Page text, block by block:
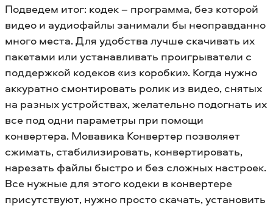
Подведем итог: кодек – программа, без которой
видео и аудиофайлы занимали бы неоправданно
много места. Для удобства лучше скачивать их
пакетами или устанавливать проигрыватели с
поддержкой кодеков «из коробки». Когда нужно
аккуратно смонтировать ролик из видео, снятых
на разных устройствах, желательно подогнать их
все под одни параметры при помощи
конвертера. Мовавика Конвертер позволяет
сжимать, стабилизировать, конвертировать,
нарезать файлы быстро и без сложных настроек.
Все нужные для этого кодеки в конвертере
присутствуют, нужно просто скачать, установить